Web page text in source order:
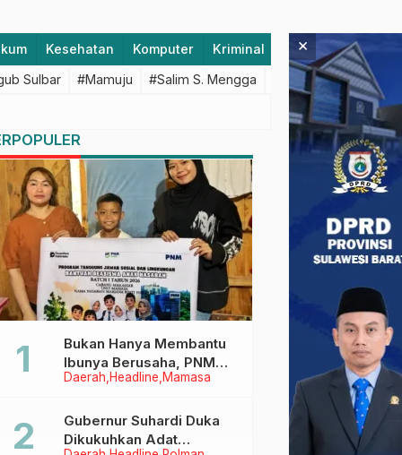
Kesehatan Komputer Kriminal Lifestyle
Sulbar #Mamuju #Salim S. Mengga #featured #Polda
Daerah Headline Mamasa
Bukan Hanya Membantu
Ibunya Berusaha, PNM
Juga Menjaga Mimpi
Menggapai Cita-Cita
Gubernur Suhardi Duka
Dikukuhkan Adat
×